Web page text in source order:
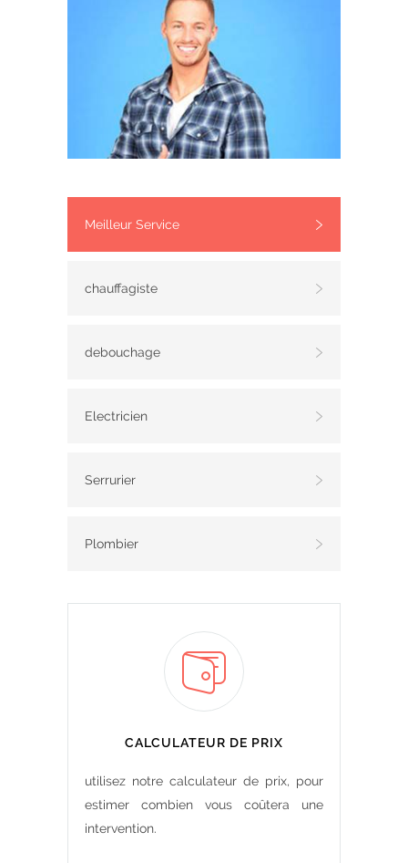
Meilleur Service
chauffagiste
debouchage
Electricien
Serrurier
Plombier
CALCULATEUR DE PRIX
utilisez notre calculateur de prix, pour
estimer combien vous coûtera une
intervention.